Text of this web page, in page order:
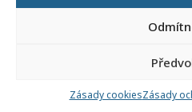
Zásady cookiesZásady
Všechna práva